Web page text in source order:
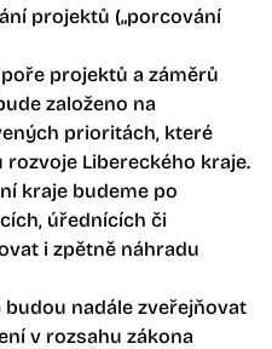
projektů („porcování
projektů a záměrů
založeno na
prioritách, které
rozvoje Libereckého kraje.
kraje budeme po
úřednících či
i zpětně náhradu
nadále zveřejňovat
v rozsahu zákona